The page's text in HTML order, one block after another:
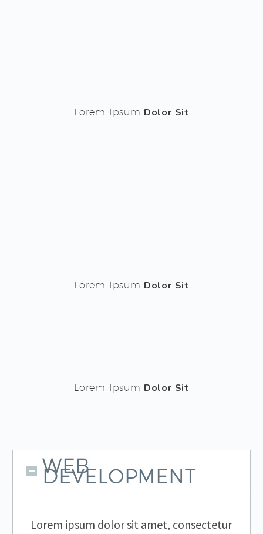
Lorem Ipsum Dolor Sit
Lorem Ipsum Dolor Sit
Lorem Ipsum Dolor Sit
WEB
DEVELOPMENT
Lorem ipsum dolor sit amet, consectetur